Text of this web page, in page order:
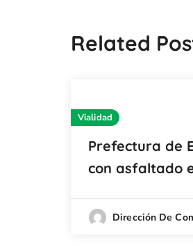
Related
Vialidad
Prefectura de
con asfaltado
Dirección De